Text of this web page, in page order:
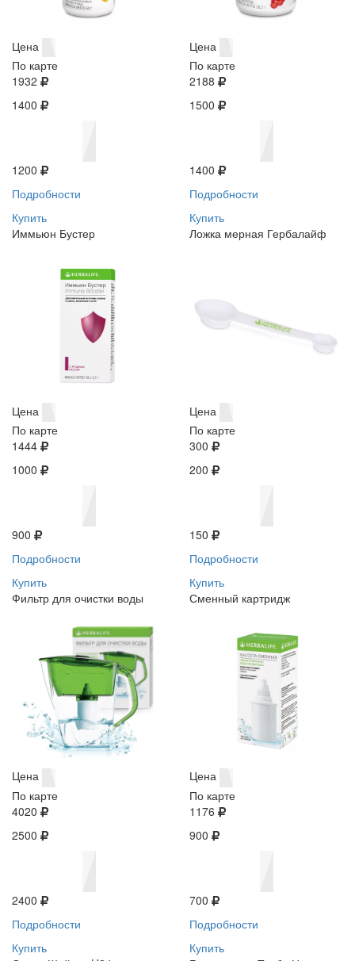
Цена
По карте
1932
1400
1200
Подробности
Купить
Цена
По карте
2188
1500
1400
Подробности
Купить
Иммьюн Бустер
Цена
По карте
1444
1000
900
Подробности
Купить
Ложка мерная Гербалайф
Цена
По карте
300
200
150
Подробности
Купить
Фильтр для очистки воды
Цена
По карте
4020
2500
2400
Подробности
Купить
Сменный картридж
Цена
По карте
1176
900
700
Подробности
Купить